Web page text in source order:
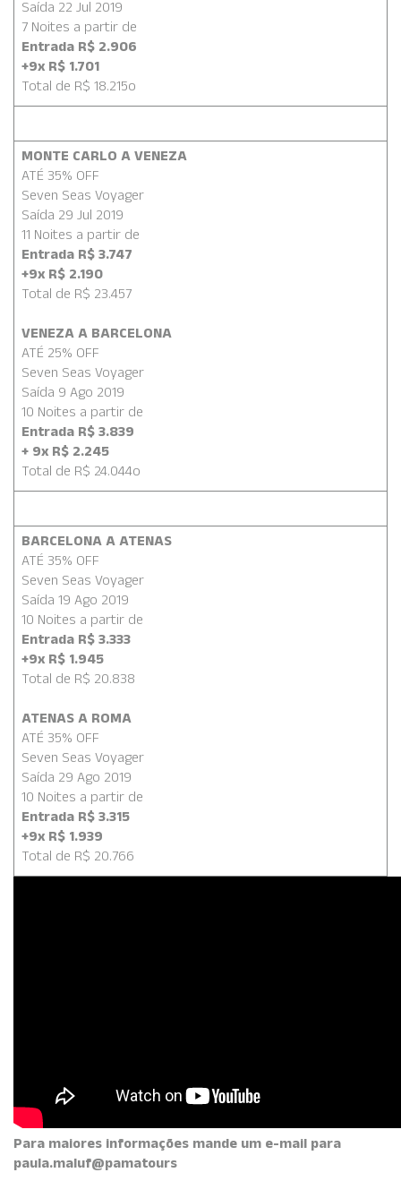
Saída 22 Jul 2019
7 Noites a partir de
Entrada R$ 2.906
+9x R$ 1.701
Total de R$ 18.215o
MONTE CARLO A VENEZA
ATÉ 35% OFF
Seven Seas Voyager
Saída 29 Jul 2019
11 Noites a partir de
Entrada R$ 3.747
+9x R$ 2.190
Total de R$ 23.457
VENEZA A BARCELONA
ATÉ 25% OFF
Seven Seas Voyager
Saída 9 Ago 2019
10 Noites a partir de
Entrada R$ 3.839
+ 9x R$ 2.245
Total de R$ 24.044o
BARCELONA A ATENAS
ATÉ 35% OFF
Seven Seas Voyager
Saída 19 Ago 2019
10 Noites a partir de
Entrada R$ 3.333
+9x R$ 1.945
Total de R$ 20.838
ATENAS A ROMA
ATÉ 35% OFF
Seven Seas Voyager
Saída 29 Ago 2019
10 Noites a partir de
Entrada R$ 3.315
+9x R$ 1.939
Total de R$ 20.766
Para maiores informações mande um e-mail para
paula.maluf@pamatours